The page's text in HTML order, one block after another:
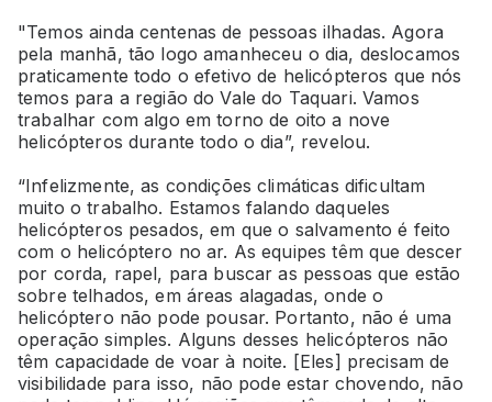
"Temos ainda centenas de pessoas ilhadas. Agora
pela manhã, tão logo amanheceu o dia, deslocamos
praticamente todo o efetivo de helicópteros que nós
temos para a região do Vale do Taquari. Vamos
trabalhar com algo em torno de oito a nove
helicópteros durante todo o dia”, revelou.
“Infelizmente, as condições climáticas dificultam
muito o trabalho. Estamos falando daqueles
helicópteros pesados, em que o salvamento é feito
com o helicóptero no ar. As equipes têm que descer
por corda, rapel, para buscar as pessoas que estão
sobre telhados, em áreas alagadas, onde o
helicóptero não pode pousar. Portanto, não é uma
operação simples. Alguns desses helicópteros não
têm capacidade de voar à noite. [Eles] precisam de
visibilidade para isso, não pode estar chovendo, não